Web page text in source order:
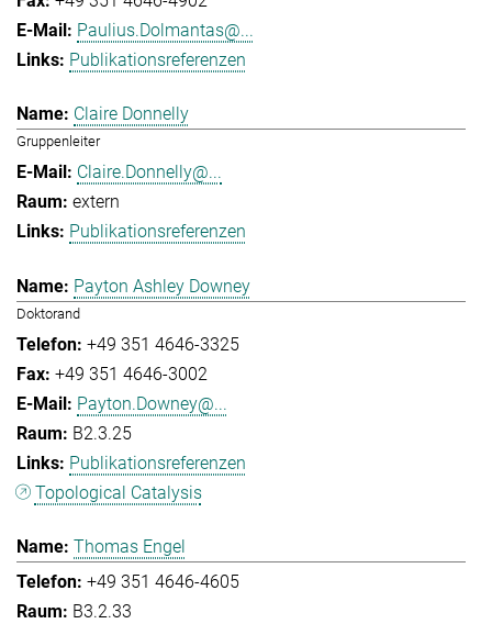
Paulius.Dolmantas@...
Publikationsreferenzen
Claire Donnelly
Gruppenleiter
Claire.Donnelly@...
extern
Publikationsreferenzen
Payton Ashley Downey
Doktorand
+49 351 4646-3325
+49 351 4646-3002
Payton.Downey@...
B2.3.25
Publikationsreferenzen
Topological Catalysis
Thomas Engel
+49 351 4646-4605
B3.2.33